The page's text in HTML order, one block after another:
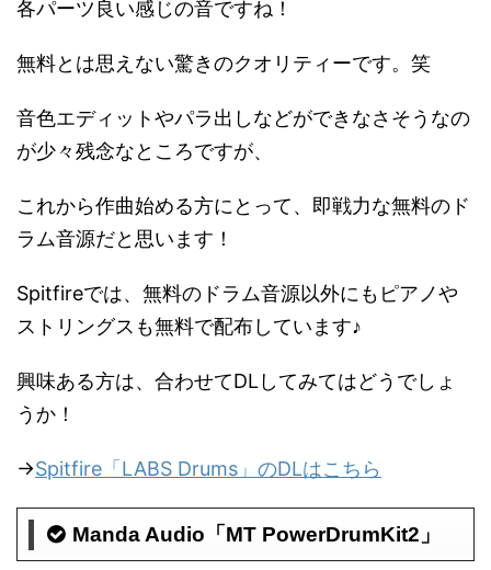
各パーツ良い感じの音ですね！
無料とは思えない驚きのクオリティーです。笑
音色エディットやパラ出しなどができなさそうなの
が少々残念なところですが、
これから作曲始める方にとって、即戦力な無料のド
ラム音源だと思います！
Spitfireでは、無料のドラム音源以外にもピアノや
ストリングスも無料で配布しています♪
興味ある方は、合わせてDLしてみてはどうでしょ
うか！
→Spitfire「LABS Drums」のDLはこちら
Manda Audio「MT PowerDrumKit2」